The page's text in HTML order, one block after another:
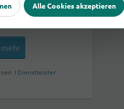
18
mehr
| Dienstleister
Alle Cookies akzeptieren